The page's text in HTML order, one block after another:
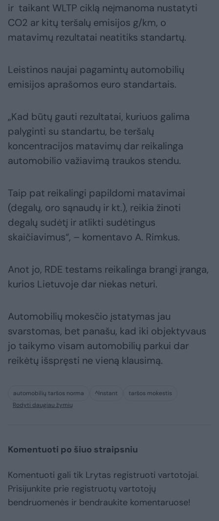
ir taikant WLTP ciklą neįmanoma nustatyti
CO2 ar kitų teršalų emisijos g/km, o
matavimų rezultatai neatitiks standartų.
Leistinos naujai pagamintų automobilių
emisijos aprašomos euro standartais.
„Kad būtų gauti rezultatai, kuriuos galima
palyginti su standartu, be teršalų
koncentracijos matavimų dar reikalinga
automobilio važiavimą traukos stendu.
Taip pat reikalingi papildomi matavimai
(degalų, oro sąnaudų ir kt.), reikia žinoti
degalų sudėtį ir atlikti sudėtingus
skaičiavimus“, – komentavo A. Rimkus.
Anot jo, RDE testams reikalinga brangi įranga,
kurios Lietuvoje dar niekas neturi.
Automobilių mokesčio įstatymas jau
svarstomas, bet panašu, kad iki objektyvaus
jo taikymo visam automobilių parkui dar
reikėtų išspręsti ne vieną klausimą.
automobilių taršos norma ^Instant
taršos mokestis
Rodyti daugiau žymių
Komentuoti po šiuo straipsniu
Komentuoti gali tik Lrytas registruoti vartotojai.
Prisijunkite prie registruotų vartotojų
bendruomenės ir bendraukite komentaruose!